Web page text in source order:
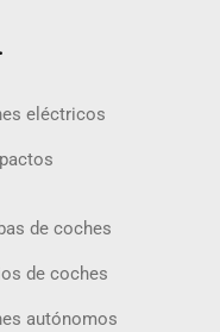
eléctricos
de coches
de coches
autónomos